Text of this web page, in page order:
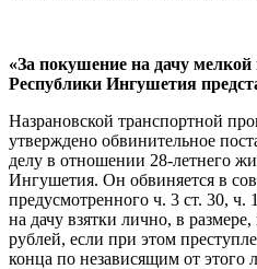
«За покушение на дачу
Республики Ингушетия
Назрановской транспортной
утверждено обвинительное
делу в отношении 28-летнего
Ингушетия. Он обвиняется в
предусмотренного ч. 3 ст. 30,
на дачу взятки лично, в
рублей, если при этом
конца по независящим от этого